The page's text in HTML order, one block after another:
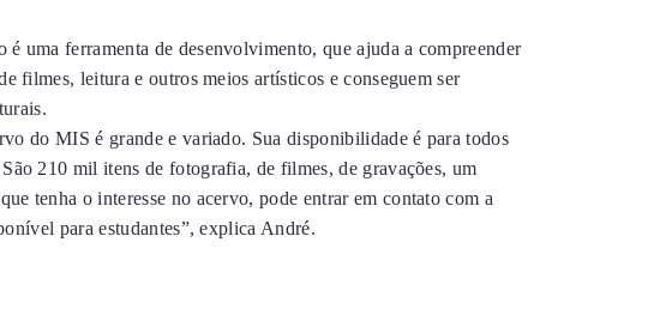
uma ferramenta de desenvolvimento, que ajuda a compreender
filmes, leitura e outros meios artísticos e conseguem ser
do MIS é grande e variado. Sua disponibilidade é para todos
210 mil itens de fotografia, de filmes, de gravações, um
tenha o interesse no acervo, pode entrar em contato com a
para estudantes”, explica André.